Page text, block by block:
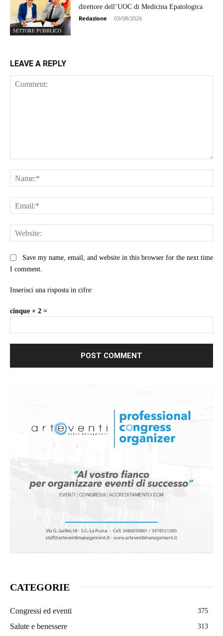
SETTORE PUBBLICO
direttore dell’UOC di Medicina Epatologica
Redazione - 03/08/2026
LEAVE A REPLY
Save my name, email, and website in this browser for the next time
I comment.
Inserisci una risposta in cifre:
cinque × 2 =
CATEGORIE
Congressi ed eventi 375
Salute e benessere 313